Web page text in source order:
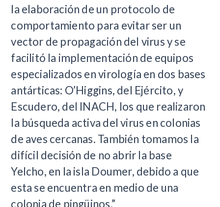
la elaboración de un protocolo de
comportamiento para evitar ser un
vector de propagación del virus y se
facilitó la implementación de equipos
especializados en virología en dos bases
antárticas: O’Higgins, del Ejército, y
Escudero, del INACH, los que realizaron
la búsqueda activa del virus en colonias
de aves cercanas. También tomamos la
difícil decisión de no abrir la base
Yelcho, en la isla Doumer, debido a que
esta se encuentra en medio de una
colonia de pingüinos.”